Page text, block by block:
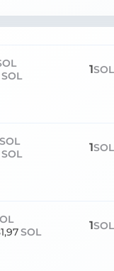
SOL 1SOL
SOL
SOL 1SOL
SOL 1SOL